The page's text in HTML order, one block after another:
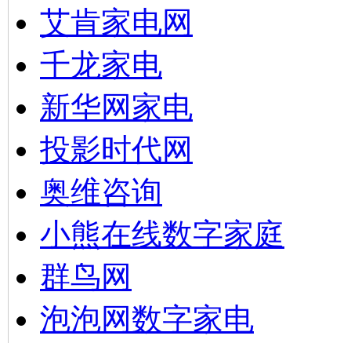
艾肯家电网
千龙家电
新华网家电
投影时代网
奥维咨询
小熊在线数字家庭
群鸟网
泡泡网数字家电